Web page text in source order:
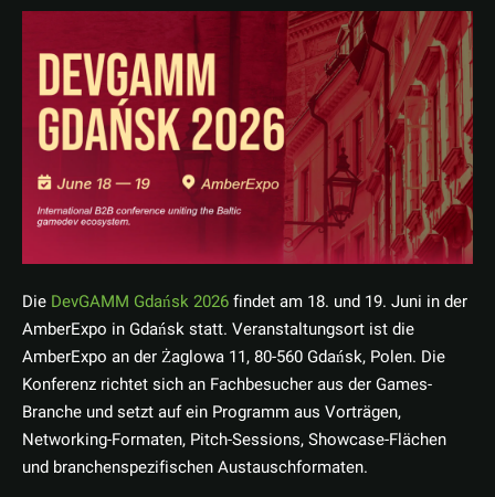
Die DevGAMM Gdańsk 2026findet am 18. und 19. Juni in der
AmberExpo in Gdańsk statt. Veranstaltungsort ist die
AmberExpo an der Żaglowa 11, 80-560 Gdańsk, Polen. Die
Konferenz richtet sich an Fachbesucher aus der Games-
Branche und setzt auf ein Programm aus Vorträgen,
Networking-Formaten, Pitch-Sessions, Showcase-Flächen
und branchenspezifischen Austauschformaten.